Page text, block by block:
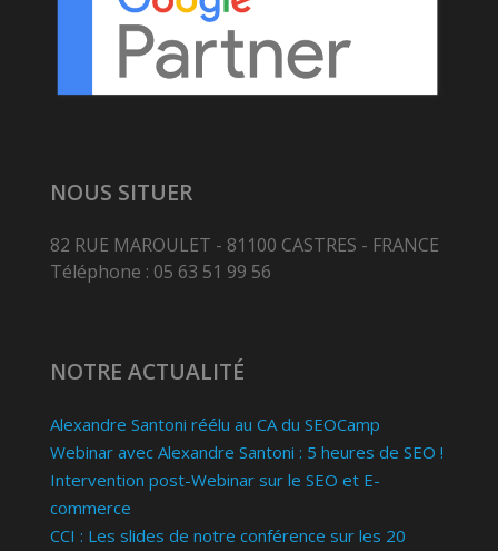
NOUS SITUER
82 RUE MAROULET - 81100 CASTRES - FRANCE
Téléphone : 05 63 51 99 56
NOTRE ACTUALITÉ
Alexandre Santoni réélu au CA du SEOCamp
Webinar avec Alexandre Santoni : 5 heures de SEO !
Intervention post-Webinar sur le SEO et E-
commerce
CCI : Les slides de notre conférence sur les 20